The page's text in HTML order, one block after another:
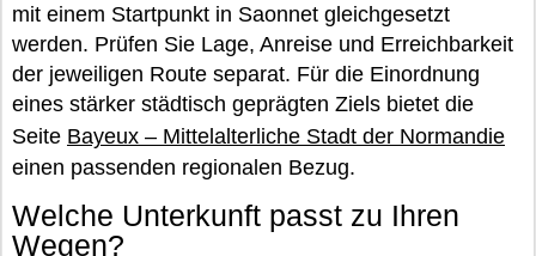
mit einem Startpunkt in Saonnet gleichgesetzt
werden. Prüfen Sie Lage, Anreise und Erreichbarkeit
der jeweiligen Route separat. Für die Einordnung
eines stärker städtisch geprägten Ziels bietet die
Seite Bayeux – Mittelalterliche Stadt der Normandie
einen passenden regionalen Bezug.
Welche Unterkunft passt zu Ihren
Wegen?